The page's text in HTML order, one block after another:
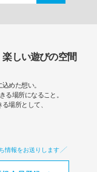
しい遊びの空間
めた想い。
る場所になること。
場所として、
情報をお送りします